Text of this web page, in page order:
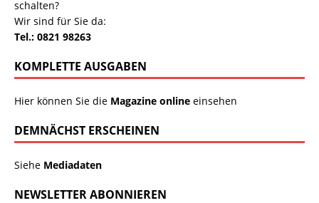
schalten?
Wir sind für Sie da:
Tel.: 0821 98263
KOMPLETTE AUSGABEN
Hier können Sie die Magazine online einsehen
DEMNÄCHST ERSCHEINEN
Siehe Mediadaten
NEWSLETTER ABONNIEREN